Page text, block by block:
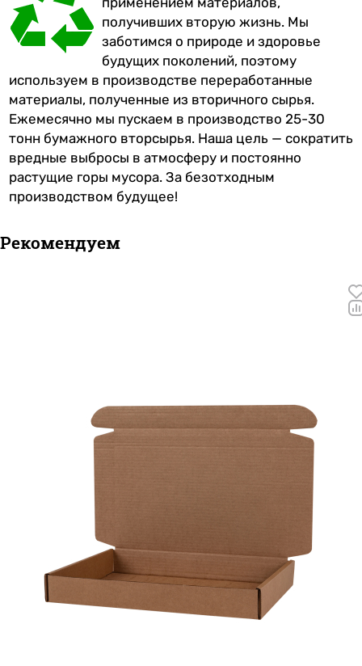
получивших вторую жизнь. Мы
заботимся о природе и здоровье
будущих поколений, поэтому
используем в производстве переработанные
материалы, полученные из вторичного сырья.
Ежемесячно мы пускаем в производство 25-30
тонн бумажного вторсырья. Наша цель — сократить
вредные выбросы в атмосферу и постоянно
растущие горы мусора. За безотходным
производством будущее!
Рекомендуем